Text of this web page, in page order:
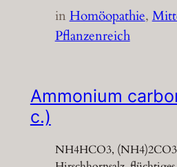
inHomöopathie,
Pflanzenreich
Ammonium
c.)
NH4HCO3,